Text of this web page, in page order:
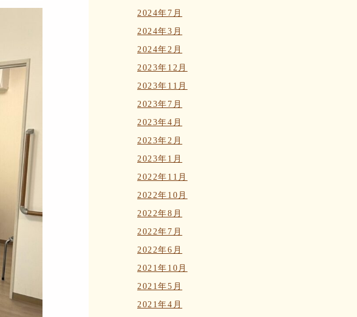
2024年7月
2024年3月
2024年2月
2023年12月
2023年11月
2023年7月
2023年4月
2023年2月
2023年1月
2022年11月
2022年10月
2022年8月
2022年7月
2022年6月
2021年10月
2021年5月
2021年4月